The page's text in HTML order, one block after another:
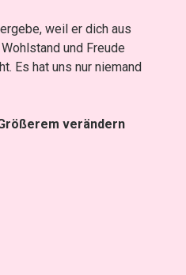
weil er dich aus
und Freude
Es hat uns nur niemand
verändern